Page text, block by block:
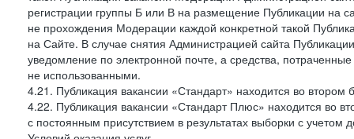
регистрации группы Б или В на размещение Публикации на
не прохождения Модерации каждой конкретной такой
на Сайте. В случае снятия Администрацией сайта
уведомление по электронной почте, а средства,
не использованными.
4.21. Публикация вакансии «Стандарт» находится во втором
4.22. Публикация вакансии «Стандарт Плюс» находится во
с постоянным присутствием в результатах выборки с